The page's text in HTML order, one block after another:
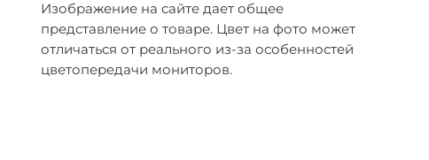
Изображение на сайте дает общее
представление о товаре. Цвет на фото может
отличаться от реального из-за особенностей
цветопередачи мониторов.